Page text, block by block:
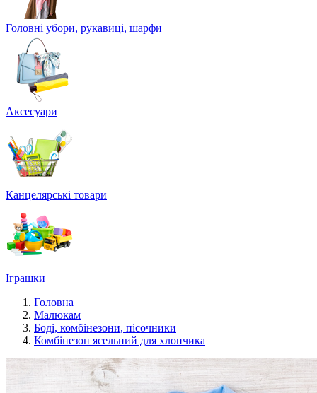
Головні убори, рукавиці, шарфи
Аксесуари
Канцелярські товари
Іграшки
Головна
Малюкам
Боді, комбінезони, пісочники
Комбінезон ясельний для хлопчика